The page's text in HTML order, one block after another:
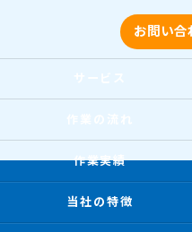
お問い合
作業実績
当社の特徴